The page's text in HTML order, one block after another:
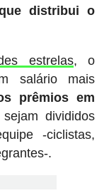
distribui o
estrelas, o
salário mais
prêmios em
divididos
-ciclistas,
.